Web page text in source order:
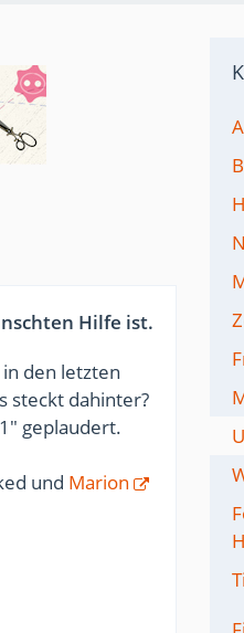
Hilfe ist.
den letzten
steckt dahinter?
geplaudert.
und Marion